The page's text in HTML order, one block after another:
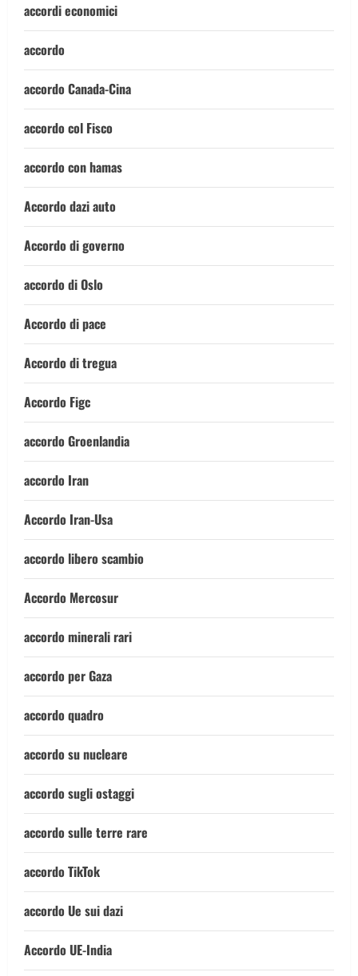
accordi economici
accordo
accordo Canada-Cina
accordo col Fisco
accordo con hamas
Accordo dazi auto
Accordo di governo
accordo di Oslo
Accordo di pace
Accordo di tregua
Accordo Figc
accordo Groenlandia
accordo Iran
Accordo Iran-Usa
accordo libero scambio
Accordo Mercosur
accordo minerali rari
accordo per Gaza
accordo quadro
accordo su nucleare
accordo sugli ostaggi
accordo sulle terre rare
accordo TikTok
accordo Ue sui dazi
Accordo UE-India